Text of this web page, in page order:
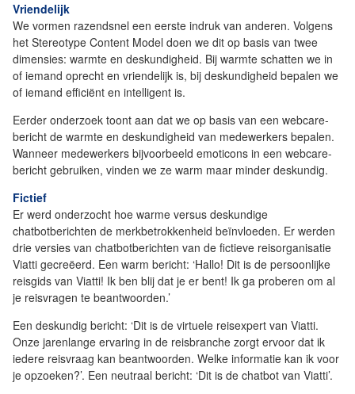
Vriendelijk
We vormen razendsnel een eerste indruk van anderen. Volgens
het Stereotype Content Model doen we dit op basis van twee
dimensies: warmte en deskundigheid. Bij warmte schatten we in
of iemand oprecht en vriendelijk is, bij deskundigheid bepalen we
of iemand efficiënt en intelligent is.
Eerder onderzoek toont aan dat we op basis van een webcare-
bericht de warmte en deskundigheid van medewerkers bepalen.
Wanneer medewerkers bijvoorbeeld emoticons in een webcare-
bericht gebruiken, vinden we ze warm maar minder deskundig.
Fictief
Er werd onderzocht hoe warme versus deskundige
chatbotberichten de merkbetrokkenheid beïnvloeden. Er werden
drie versies van chatbotberichten van de fictieve reisorganisatie
Viatti gecreëerd. Een warm bericht: ‘Hallo! Dit is de persoonlijke
reisgids van Viatti! Ik ben blij dat je er bent! Ik ga proberen om al
je reisvragen te beantwoorden.’
Een deskundig bericht: ‘Dit is de virtuele reisexpert van Viatti.
Onze jarenlange ervaring in de reisbranche zorgt ervoor dat ik
iedere reisvraag kan beantwoorden. Welke informatie kan ik voor
je opzoeken?’. Een neutraal bericht: ‘Dit is de chatbot van Viatti’.